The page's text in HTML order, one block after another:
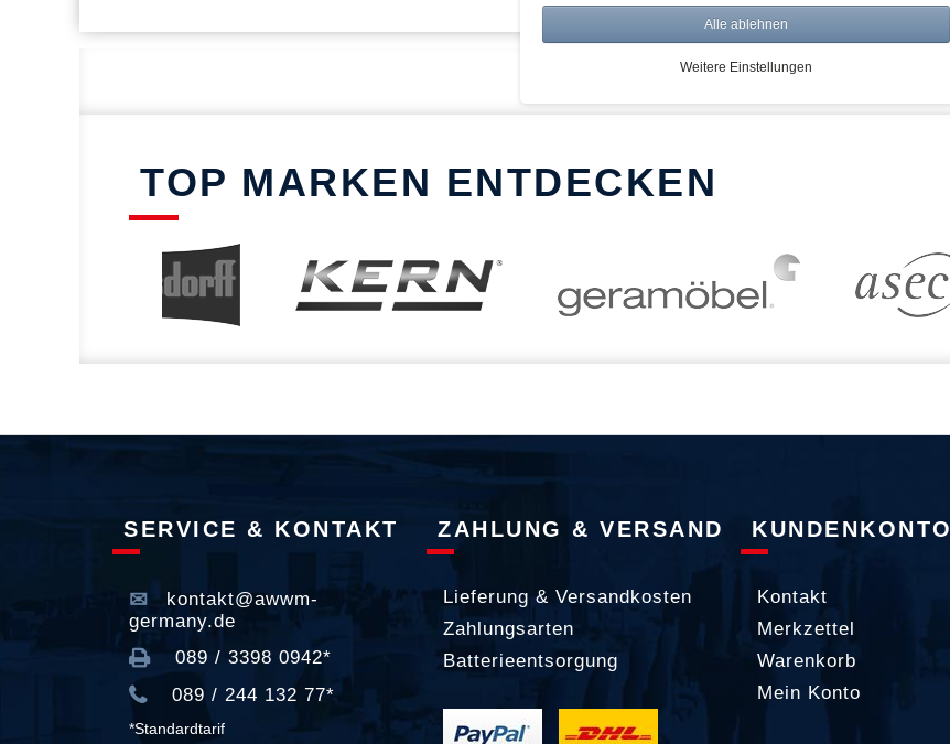
TOP MARKEN ENTDECKEN
SERVICE & KONTAKT
kontakt@awwm-
germany.de
089 / 3398 0942*
089 / 244 132 77*
*Standardtarif
ZAHLUNG & VERSAND
Lieferung & Versandkosten
Zahlungsarten
Batterieentsorgung
KUNDENKONTO
Kontakt
Merkzettel
Warenkorb
Mein Konto
Alle ablehnen
Weitere Einstellungen